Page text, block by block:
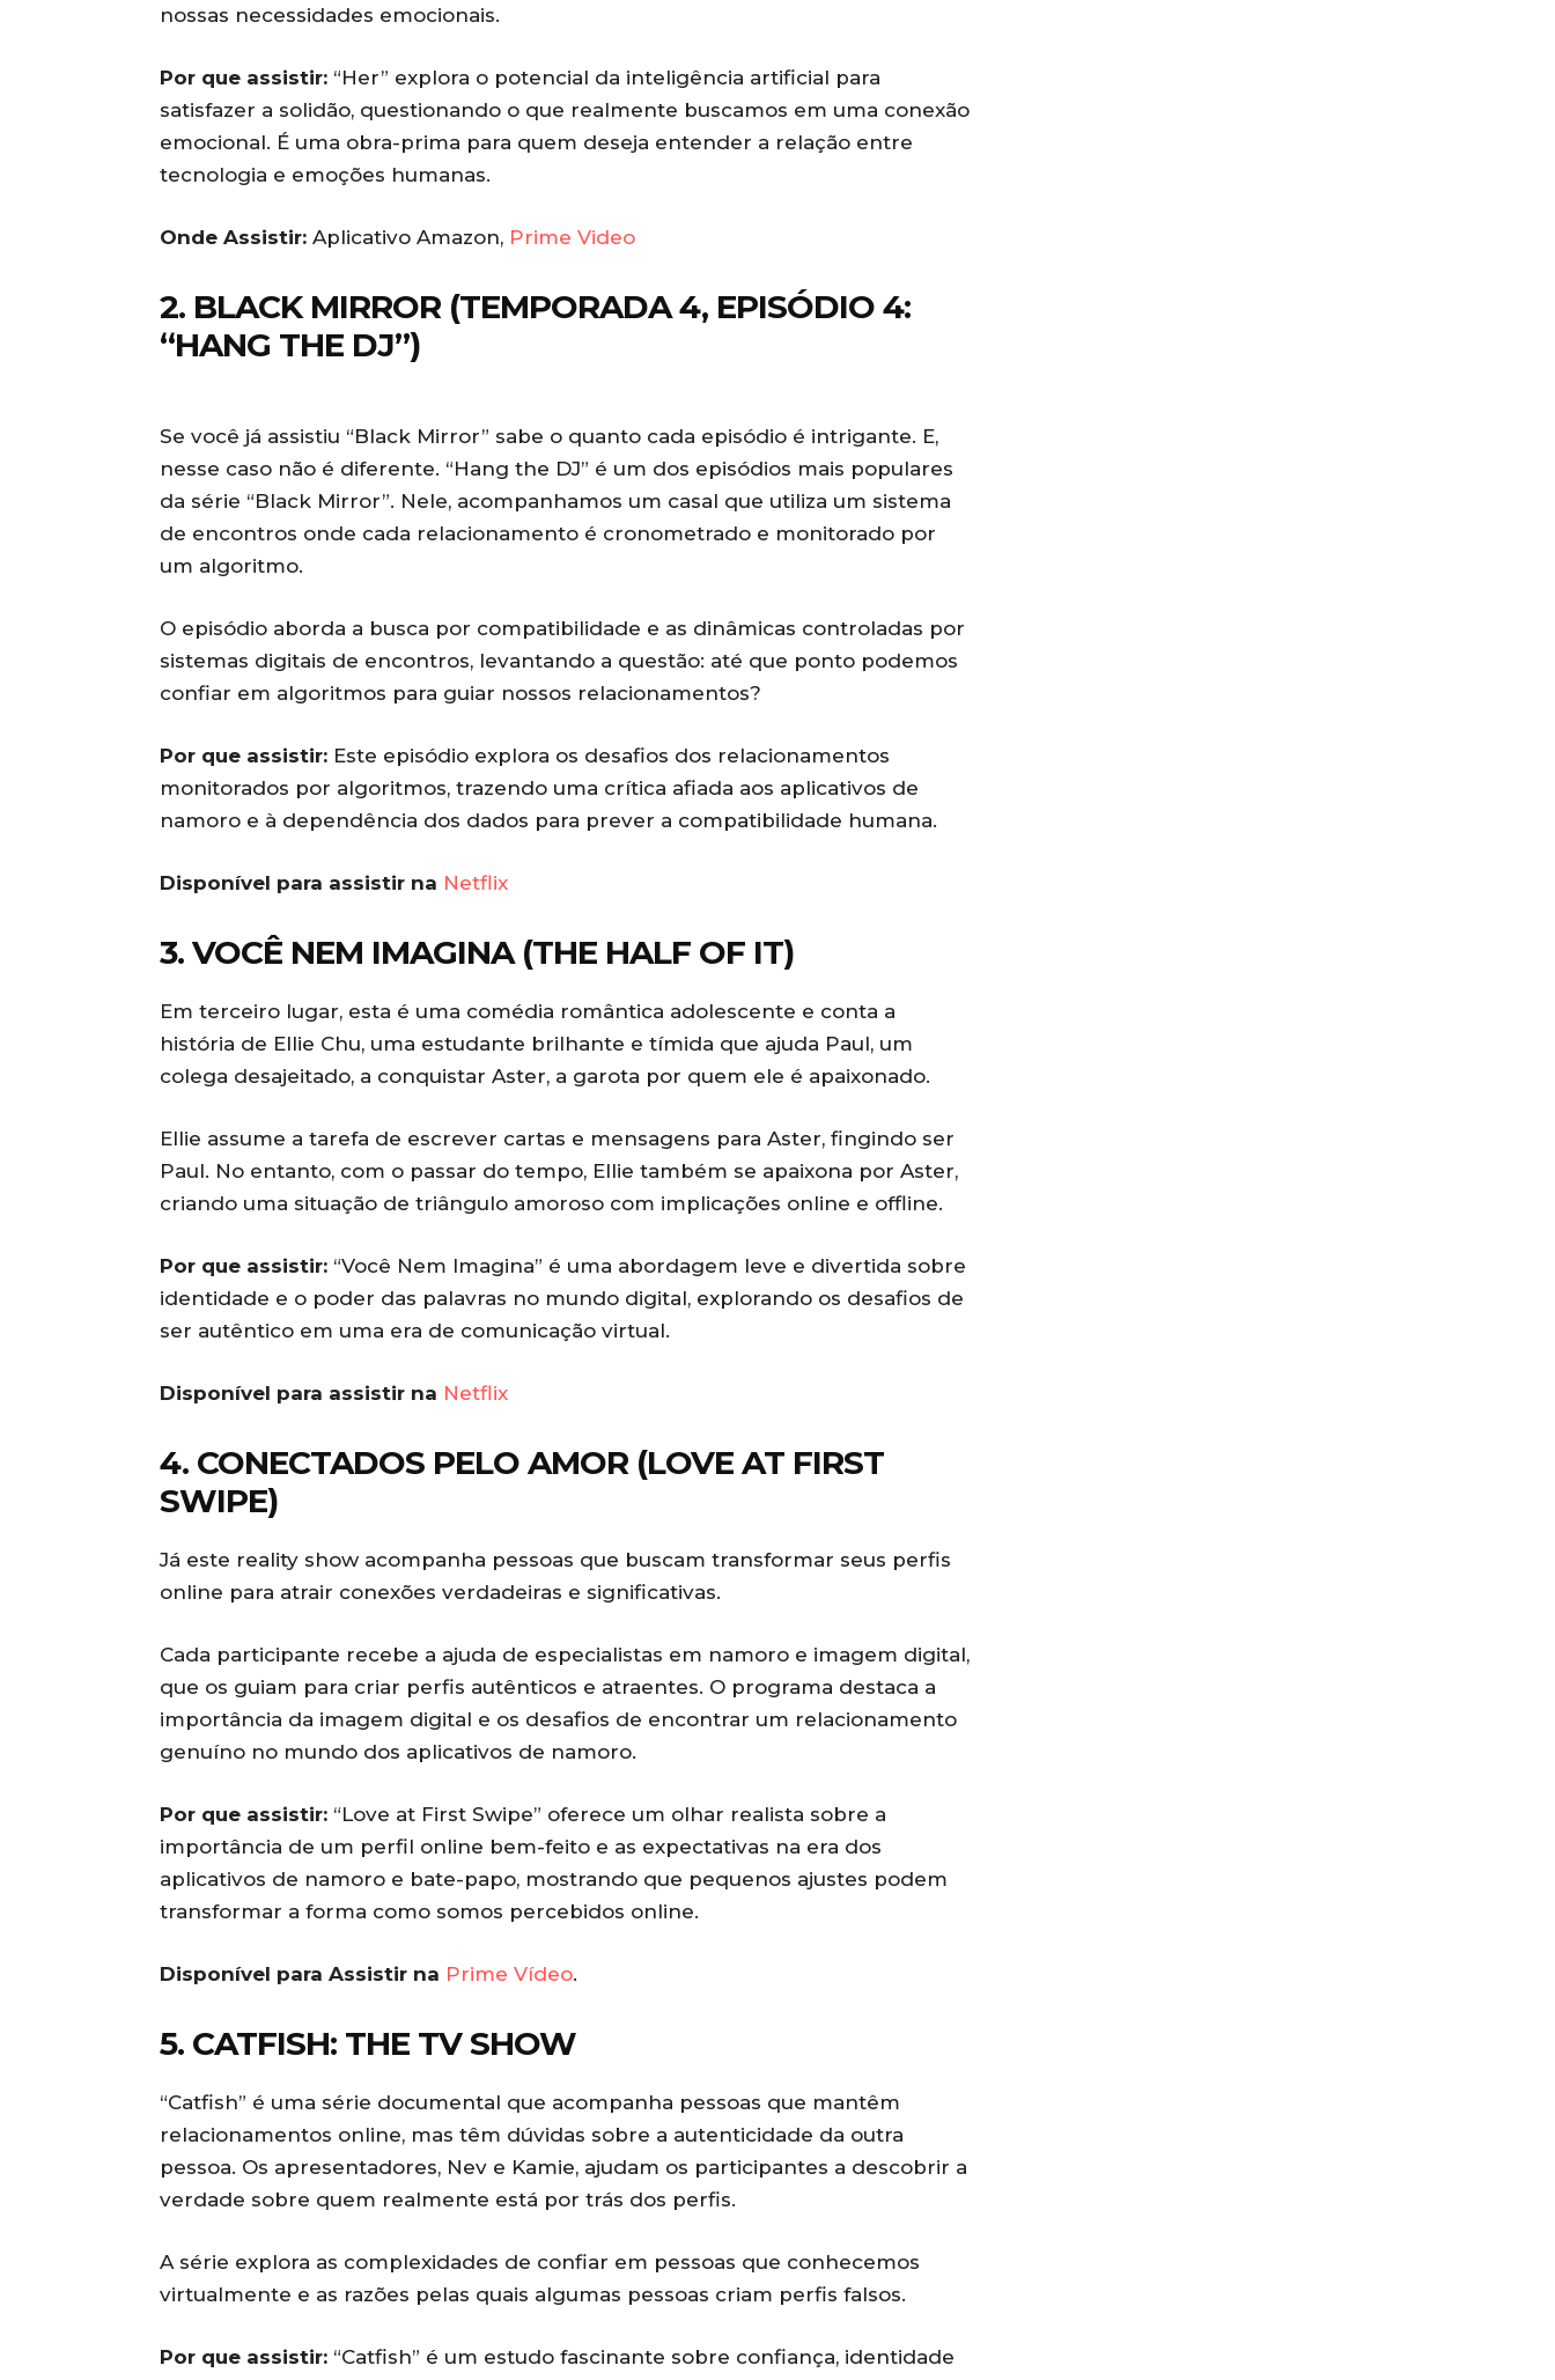
nossas necessidades emocionais.
Por que assistir: “Her” explora o potencial da inteligência artificial para
satisfazer a solidão, questionando o que realmente buscamos em uma conexão
emocional. É uma obra-prima para quem deseja entender a relação entre
tecnologia e emoções humanas.
Onde Assistir: Aplicativo Amazon, Prime Video
2. BLACK MIRROR (TEMPORADA 4, EPISÓDIO 4:
“HANG THE DJ”)
Se você já assistiu “Black Mirror” sabe o quanto cada episódio é intrigante. E,
nesse caso não é diferente. “Hang the DJ” é um dos episódios mais populares
da série “Black Mirror”. Nele, acompanhamos um casal que utiliza um sistema
de encontros onde cada relacionamento é cronometrado e monitorado por
um algoritmo.
O episódio aborda a busca por compatibilidade e as dinâmicas controladas por
sistemas digitais de encontros, levantando a questão: até que ponto podemos
confiar em algoritmos para guiar nossos relacionamentos?
Por que assistir: Este episódio explora os desafios dos relacionamentos
monitorados por algoritmos, trazendo uma crítica afiada aos aplicativos de
namoro e à dependência dos dados para prever a compatibilidade humana.
Disponível para assistir na Netflix
3. VOCÊ NEM IMAGINA (THE HALF OF IT)
Em terceiro lugar, esta é uma comédia romântica adolescente e conta a
história de Ellie Chu, uma estudante brilhante e tímida que ajuda Paul, um
colega desajeitado, a conquistar Aster, a garota por quem ele é apaixonado.
Ellie assume a tarefa de escrever cartas e mensagens para Aster, fingindo ser
Paul. No entanto, com o passar do tempo, Ellie também se apaixona por Aster,
criando uma situação de triângulo amoroso com implicações online e offline.
Por que assistir: “Você Nem Imagina” é uma abordagem leve e divertida sobre
identidade e o poder das palavras no mundo digital, explorando os desafios de
ser autêntico em uma era de comunicação virtual.
Disponível para assistir na Netflix
4. CONECTADOS PELO AMOR (LOVE AT FIRST
SWIPE)
Já este reality show acompanha pessoas que buscam transformar seus perfis
online para atrair conexões verdadeiras e significativas.
Cada participante recebe a ajuda de especialistas em namoro e imagem digital,
que os guiam para criar perfis autênticos e atraentes. O programa destaca a
importância da imagem digital e os desafios de encontrar um relacionamento
genuíno no mundo dos aplicativos de namoro.
Por que assistir: “Love at First Swipe” oferece um olhar realista sobre a
importância de um perfil online bem-feito e as expectativas na era dos
aplicativos de namoro e bate-papo, mostrando que pequenos ajustes podem
transformar a forma como somos percebidos online.
Disponível para Assistir na Prime Vídeo.
5. CATFISH: THE TV SHOW
“Catfish” é uma série documental que acompanha pessoas que mantêm
relacionamentos online, mas têm dúvidas sobre a autenticidade da outra
pessoa. Os apresentadores, Nev e Kamie, ajudam os participantes a descobrir a
verdade sobre quem realmente está por trás dos perfis.
A série explora as complexidades de confiar em pessoas que conhecemos
virtualmente e as razões pelas quais algumas pessoas criam perfis falsos.
Por que assistir: “Catfish” é um estudo fascinante sobre confiança, identidade